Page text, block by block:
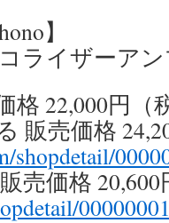
】
ライザーア
格 22,000円（
販売価格
shopdetail/
売価格 20,600